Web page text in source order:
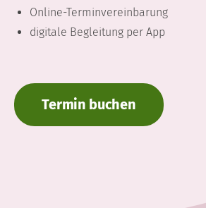
Online-Terminvereinbarung
digitale Begleitung per App
Termin buchen